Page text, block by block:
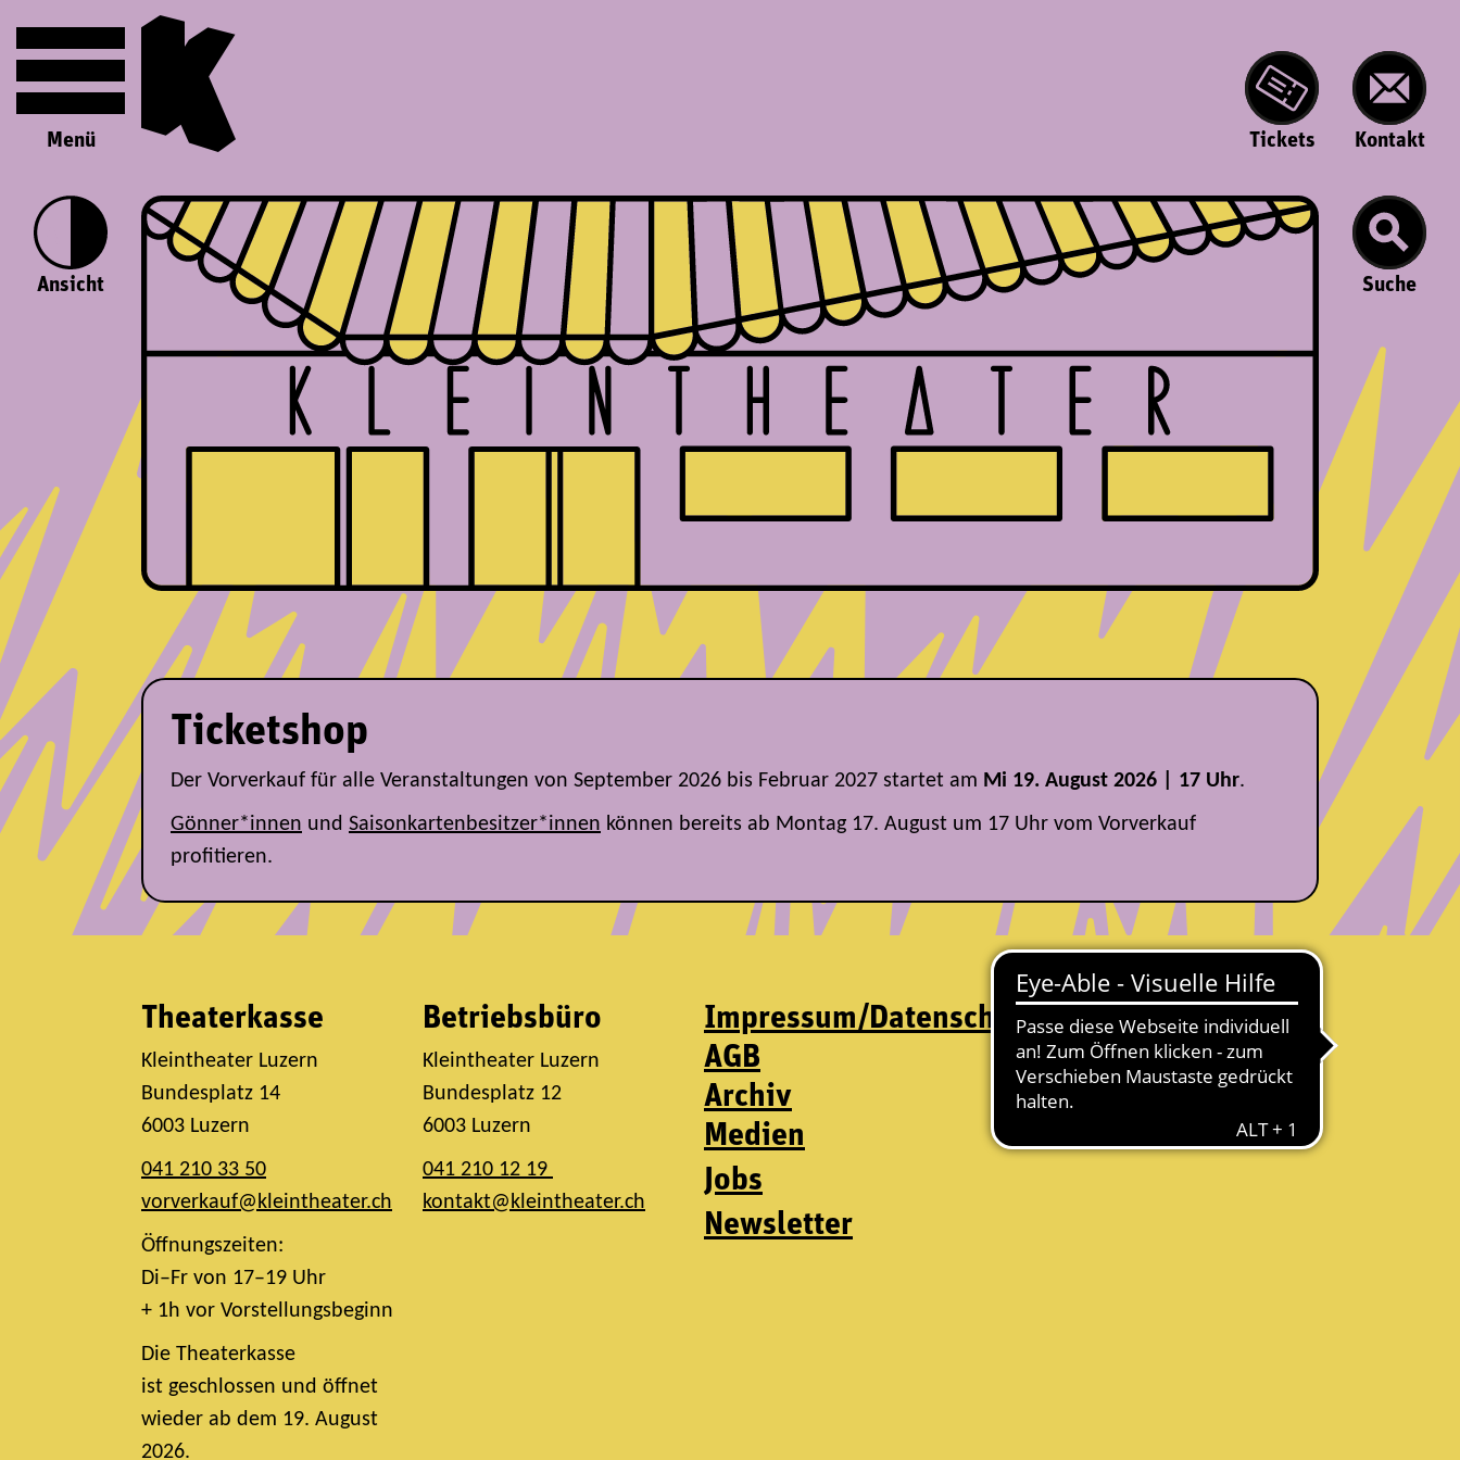
Menü Tickets Kontakt
Ansicht Suche
Ticketshop
Der Vorverkauf für alle Veranstaltungen von September 2026 bis Februar 2027 startet am Mi 19. August 2026 | 17 Uhr.
Gönner*innen und Saisonkartenbesitzer*innen können bereits ab Montag 17. August um 17 Uhr vom Vorverkauf
profitieren.
Theaterkasse
Kleintheater Luzern
Bundesplatz 14
6003 Luzern
041 210 33 50
vorverkauf@kleintheater.ch
Öffnungszeiten:
Di–Fr von 17–19 Uhr
+ 1h vor Vorstellungsbeginn
Die Theaterkasse
ist geschlossen und öffnet
wieder ab dem 19. August
2026.
Betriebsbüro
Kleintheater Luzern
Bundesplatz 12
6003 Luzern
041 210 12 19
kontakt@kleintheater.ch
Impressum/Datenschutz
AGB
Archiv
Medien
Jobs
Newsletter
Folge uns